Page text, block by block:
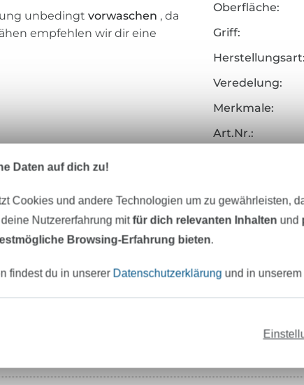
unbedingtvorwaschen , da
empfehlen wir dir eine
Oberfläche:
Griff:
Herstellungsart:
Veredelung:
Merkmale:
Art.Nr.:
Unser Tipp: Das passt
Daten auf dich zu!
Cookies und andere Technologien um zu gewährleisten,
Nutzererfahrung mitfür dich relevanten Inhalten und
Browsing-Erfahrung bieten.
findest du in unserer Datenschutzerklärung und in unserem